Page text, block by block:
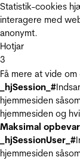
Statistik-cookies
interagere med
anonymt.
Hotjar
3
Få mere at vide
_hjSession_#
hjemmesiden
hjemmesiden og
Maksimal
_hjSessionUser_#
hjemmesiden